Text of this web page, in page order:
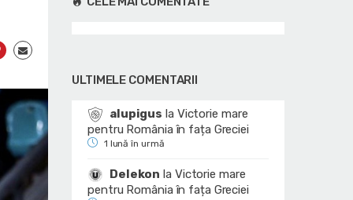
ULTIMELE COMENTARII
alupigus la Victorie mare
pentru România în fața Greciei
1 lună în urmă
Delekon la Victorie mare
pentru România în fața Greciei